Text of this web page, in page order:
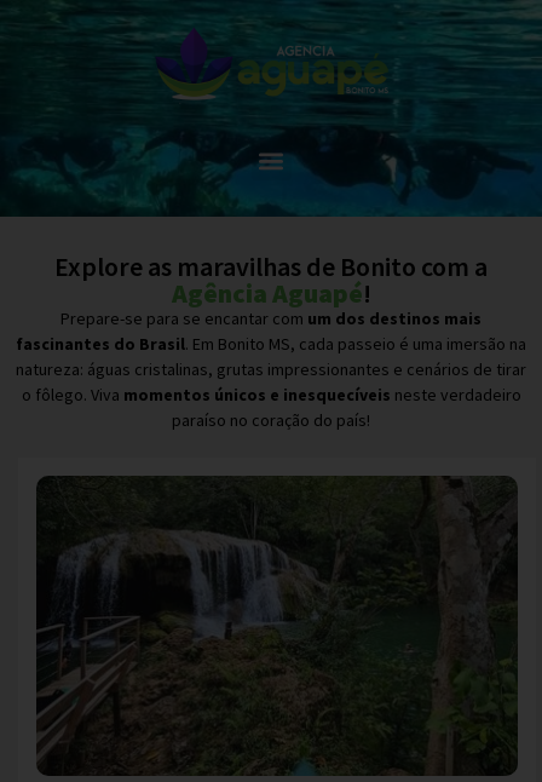
Explore as maravilhas de Bonito com a
Agência Aguapé!
Prepare-se para se encantar com um dos destinos mais
fascinantes do Brasil. Em Bonito MS, cada passeio é uma imersão na
natureza: águas cristalinas, grutas impressionantes e cenários de tirar
o fôlego. Viva momentos únicos e inesquecíveis neste verdadeiro
paraíso no coração do país!